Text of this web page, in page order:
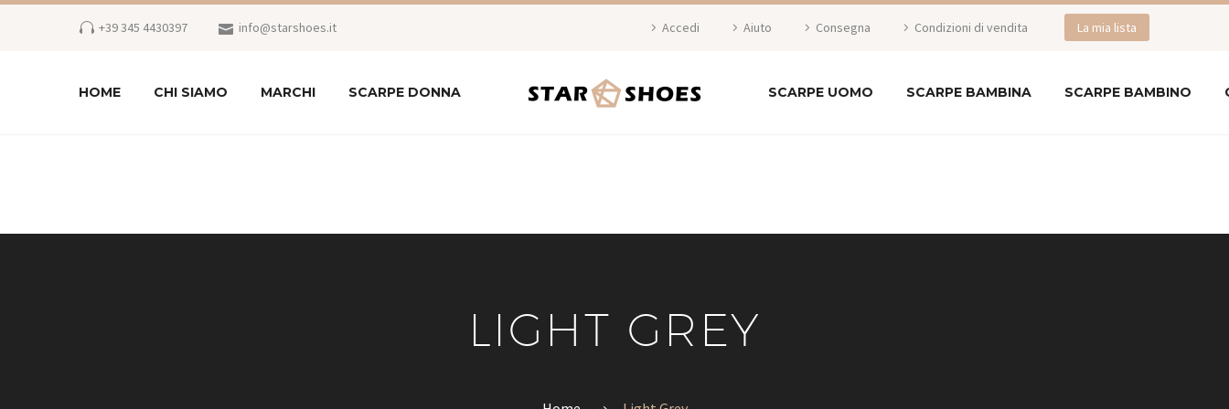
+39 345 4430397 info@starshoes.it Accedi Aiuto Consegna Condizioni di vendita La mia lista
HOME CHI SIAMO MARCHI SCARPE DONNA SCARPE UOMO SCARPE BAMBINA SCARPE BAMBINO
LIGHT GREY